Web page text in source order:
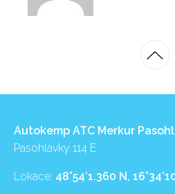
Autokemp ATC Merkur
Pasohlávky 114 E
Lokace: 48°54’1.360 N,